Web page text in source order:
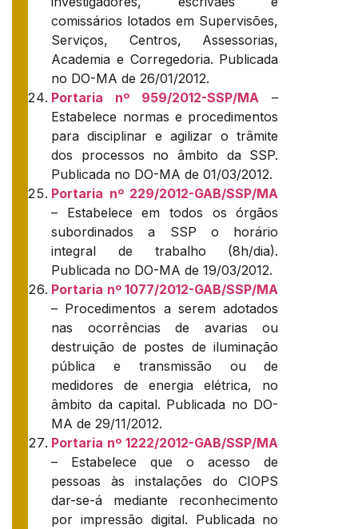
comissários lotados em Supervisões,
Serviços, Centros, Assessorias,
Academia e Corregedoria. Publicada
no DO-MA de 26/01/2012.
Portaria nº 959/2012-SSP/MA –
Estabelece normas e procedimentos
para disciplinar e agilizar o trâmite
dos processos no âmbito da SSP.
Publicada no DO-MA de 01/03/2012.
Portaria nº 229/2012-GAB/SSP/MA
– Estabelece em todos os órgãos
subordinados a SSP o horário
integral de trabalho (8h/dia).
Publicada no DO-MA de 19/03/2012.
Portaria nº 1077/2012-GAB/SSP/MA
– Procedimentos a serem adotados
nas ocorrências de avarias ou
destruição de postes de iluminação
pública e transmissão ou de
medidores de energia elétrica, no
âmbito da capital. Publicada no DO-
MA de 29/11/2012.
Portaria nº 1222/2012-GAB/SSP/MA
– Estabelece que o acesso de
pessoas às instalações do CIOPS
dar-se-á mediante reconhecimento
por impressão digital. Publicada no